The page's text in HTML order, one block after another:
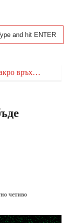
връх…
четиво